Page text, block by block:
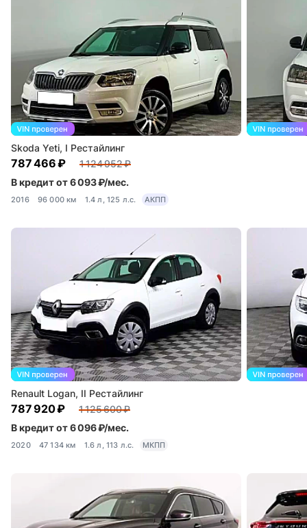
Skoda Yeti, I Рестайлинг
787 466 ₽
1 124 952 ₽
В кредит от 6 093 ₽/мес.
2016 96 000 км 1.4 л, 125 л.с. АКПП
Renault Logan, II Рестайлинг
787 920 ₽
1 125 600 ₽
В кредит от 6 096 ₽/мес.
2020 47 134 км 1.6 л, 113 л.с. МКПП